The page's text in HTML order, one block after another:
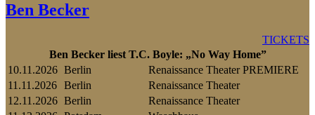
Ben Becker
TICKETS
Ben Becker liest T.C. Boyle: „No Way Home”
10.11.2026 Berlin
Renaissance Theater PREMIERE
11.11.2026 Berlin
Renaissance Theater
12.11.2026 Berlin
Renaissance Theater